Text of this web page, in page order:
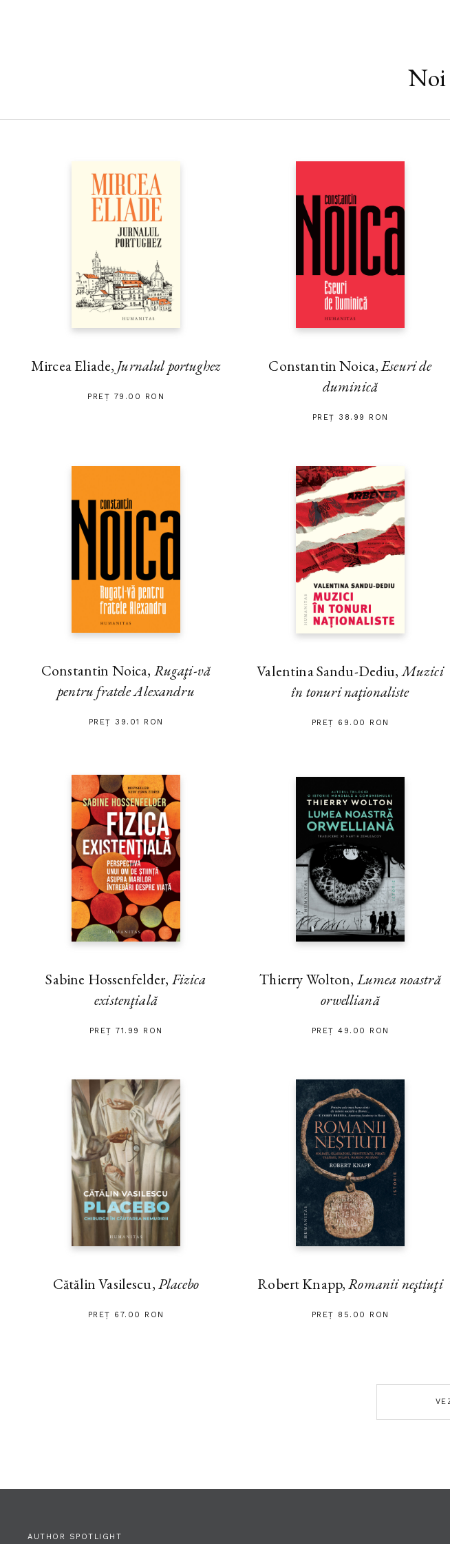
Noi
Mircea Eliade, Jurnalul portughez
PREȚ 79.00 RON
Constantin Noica,Eseuri de
duminică
PREȚ 38.99 RON
Constantin Noica, Rugaţi-vă
pentru fratele Alexandru
PREȚ 39.01 RON
Valentina Sandu-Dediu,Muzici
în tonuri naţionaliste
PREȚ 69.00 RON
Sabine Hossenfelder, Fizica
existenţială
PREȚ 71.99 RON
Thierry Wolton,Lumea noastră
orwelliană
PREȚ 49.00 RON
Cătălin Vasilescu,Placebo
PREȚ 67.00 RON
Robert Knapp,Romanii neştiuţi
PREȚ 85.00 RON
AUTHOR SPOTLIGHT